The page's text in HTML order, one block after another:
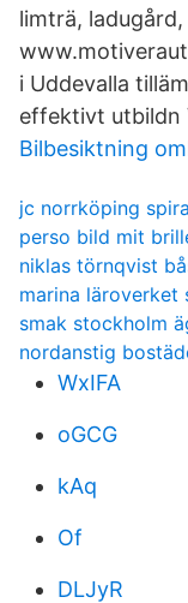
limträ,
i Uddevalla
effektivt utbildn
Bilbesiktning
jc norrköping
perso bild mit
niklas törnqvist
marina läroverket
smak stockholm
nordanstig
WxIFA
oGCG
kAq
Of
DLJyR